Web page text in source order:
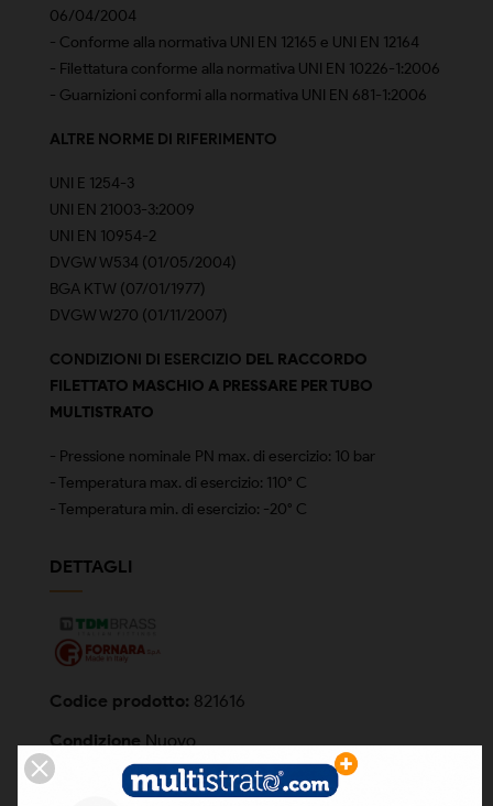
06/04/2004
- Conforme alla normativa UNI EN 12165 e UNI EN 12164
- Filettatura conforme alla normativa UNI EN 10226-1:2006
- Guarnizioni conformi alla normativa UNI EN 681-1:2006
ALTRE NORME DI RIFERIMENTO
UNI E 1254-3
UNI EN 21003-3:2009
UNI EN 10954-2
DVGW W534 (01/05/2004)
BGA KTW (07/01/1977)
DVGW W270 (01/11/2007)
CONDIZIONI DI ESERCIZIO DEL RACCORDO
FILETTATO MASCHIO A PRESSARE PER TUBO
MULTISTRATO
- Pressione nominale PN max. di esercizio: 10 bar
- Temperatura max. di esercizio: 110° C
- Temperatura min. di esercizio: -20° C
DETTAGLI
Codice prodotto: 821616
Condizione Nuovo
Codice a barre